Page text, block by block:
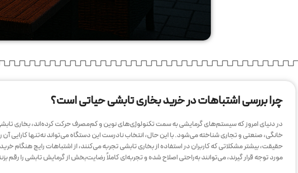
چرا بررسی اشتباهات در خرید بخاری تابشی حیاتی است؟
در دنیای امروز که سیستم‌های گرمایشی به سمت تکنولوژی‌های نوین و کم‌مصرف حرکت کرده‌اند، بخاری
خانگی، صنعتی و تجاری شناخته می‌شود. با این حال، انتخاب نادرست این دستگاه می‌تواند نه‌تنها کارایی
حقیقت، بیشتر مشکلاتی که کاربران در استفاده از بخاری تابشی تجربه می‌کنند، از اشتباهات رایج هنگام
مورد توجه قرار گیرند، می‌توانند به‌راحتی اصلاح شده و تجربه‌ای کاملاً رضایت‌بخش از گرمایش تابشی را رقم